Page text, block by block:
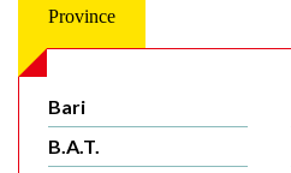
Province
Bari
B.A.T.